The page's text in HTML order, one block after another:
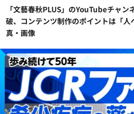
「文藝春秋PLUS」のYouTubeチャ
破、コンテンツ制作のポイントは「人
真・画像